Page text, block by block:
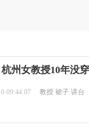
州女教授10年没
09:44:07 教授 裙子 讲台